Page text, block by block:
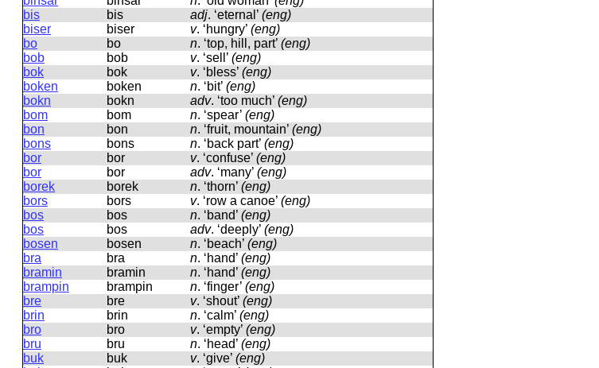
bis
bis adj. ‘eternal’ (eng)
biser
biser v. ‘hungry’ (eng)
bo
bo n. ‘top, hill, part’ (eng)
bob
bob v. ‘sell’ (eng)
bok
bok v. ‘bless’ (eng)
boken
boken n. ‘bit’ (eng)
bokn
bokn adv. ‘too much’ (eng)
bom
bom n. ‘spear’ (eng)
bon
bon n. ‘fruit, mountain’ (eng)
bons
bons n. ‘back part’ (eng)
bor
bor v. ‘confuse’ (eng)
bor
bor adv. ‘many’ (eng)
borek
borek n. ‘thorn’ (eng)
bors
bors v. ‘row a canoe’ (eng)
bos
bos n. ‘band’ (eng)
bos
bos adv. ‘deeply’ (eng)
bosen
bosen n. ‘beach’ (eng)
bra
bra n. ‘hand’ (eng)
bramin
bramin n. ‘hand’ (eng)
brampin
brampin n. ‘finger’ (eng)
bre
bre v. ‘shout’ (eng)
brin
brin n. ‘calm’ (eng)
bro
bro v. ‘empty’ (eng)
bru
bru n. ‘head’ (eng)
buk
buk v. ‘give’ (eng)